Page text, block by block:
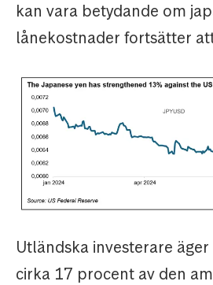
kan vara betydande om
lånekostnader fortsätter
Utländska investerare
cirka 17 procent av den